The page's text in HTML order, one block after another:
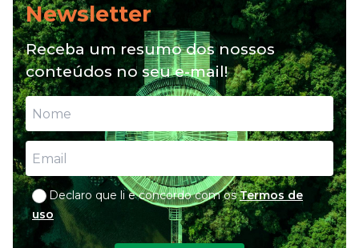
4
Alimentação natural e mix
feeding: conheça essas opções
para nutrição do seu pet
Newsletter
Receba um resumo dos nossos
conteúdos no seu e-mail!
Declaro que li e concordo com os Termos de
uso